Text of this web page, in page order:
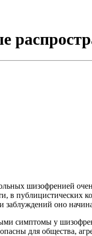
шизофренией
в публицистических
оно
симптомы у
для общества,